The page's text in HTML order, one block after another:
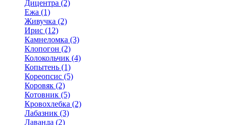
Дицентра (2)
Ежа (1)
Живучка (2)
Ирис (12)
Камнеломка (3)
Клопогон (2)
Колокольчик (4)
Копытень (1)
Кореопсис (5)
Коровяк (2)
Котовник (5)
Кровохлебка (2)
Лабазник (3)
Лаванда (2)